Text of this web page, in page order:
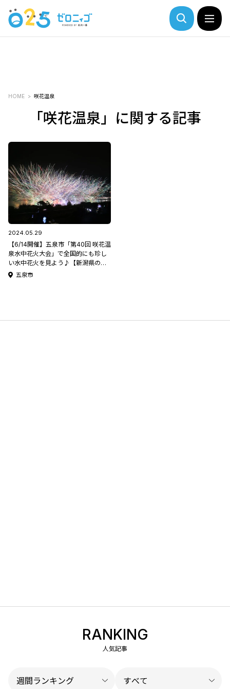
HOME 咲花温泉
「咲花温泉」に関する記事
2024.05.29
【6/14開催】五泉市「第40回 咲花温
泉水中花火大会」で全国的にも珍し
い水中花火を見よう♪【新潟県の花
火大会特集2024】
五泉市
RANKING
人気記事